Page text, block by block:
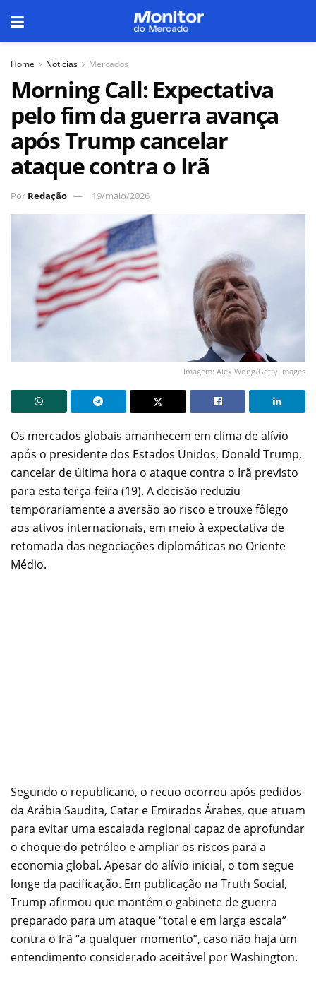
Home Notícias Mercados
Morning Call: Expectativa
pelo fim da guerra avança
após Trump cancelar
ataque contra o Irã
Por Redação 19/maio/2026
Imagem: Alex Wong/Getty Images
Os mercados globais amanhecem em clima de alívio
após o presidente dos Estados Unidos, Donald Trump,
cancelar de última hora o ataque contra o Irã previsto
para esta terça-feira (19). A decisão reduziu
temporariamente a aversão ao risco e trouxe fôlego
aos ativos internacionais, em meio à expectativa de
retomada das negociações diplomáticas no Oriente
Médio.
Segundo o republicano, o recuo ocorreu após pedidos
da Arábia Saudita, Catar e Emirados Árabes, que atuam
para evitar uma escalada regional capaz de aprofundar
o choque do petróleo e ampliar os riscos para a
economia global. Apesar do alívio inicial, o tom segue
longe da pacificação. Em publicação na Truth Social,
Trump afirmou que mantém o gabinete de guerra
preparado para um ataque “total e em larga escala”
contra o Irã “a qualquer momento”, caso não haja um
entendimento considerado aceitável por Washington.